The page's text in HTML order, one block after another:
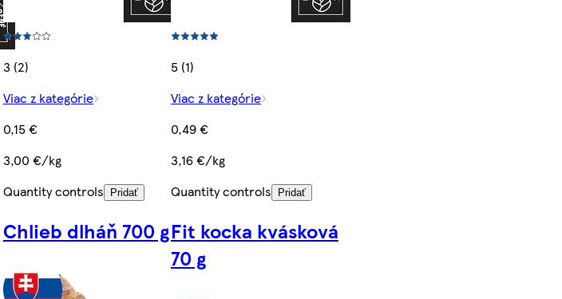
3 (2)
Viac z kategórie
0,15 €
3,00 €/kg
Quantity controls
Pridať
5 (1)
Viac z kategórie
0,49 €
3,16 €/kg
Quantity controls
Pridať
Chlieb dlháň 700 gFit kocka kvásková
70 g